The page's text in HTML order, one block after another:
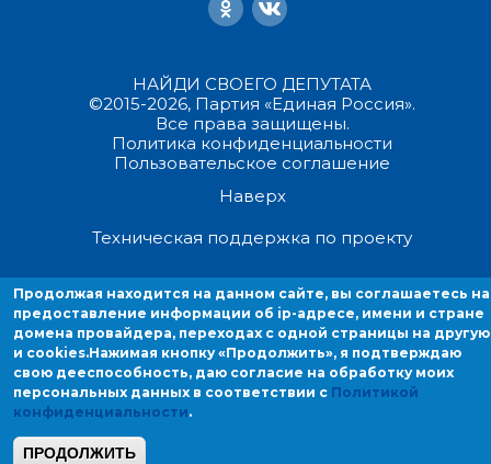
НАЙДИ СВОЕГО ДЕПУТАТА
©2015-2026, Партия «Единая Россия».
Все права защищены.
Политика конфиденциальности
Пользовательское соглашение
Наверх
Техническая поддержка по проекту
Продолжая находиться на данном сайте, вы соглашаетесь на
предоставление информации об ip-адресе, имени и стране домена
провайдера, переходах с одной страницы на другую и cookies.
Продолжая находится на данном сайте, вы соглашаетесь на
предоставление информации об ip-адресе, имени и стране
домена провайдера, переходах с одной страницы на другую
и cookies.Нажимая кнопку «Продолжить», я подтверждаю
свою дееспособность, даю согласие на обработку моих
персональных данных в соответствии с Политикой
конфиденциальности.
ПРОДОЛЖИТЬ